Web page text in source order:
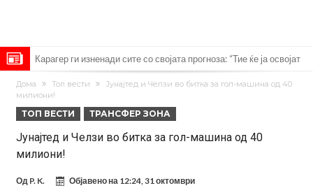
Карагер ги изненади сите со својата прогноза: “Тие ќе ја освојат
Премиер лигата, а причината е едноставна”
Родри ги отвори вратите за трансфер во Барселона, Реал Мадрид
е информиран
Крај на сагата: Винисиус останува во Реал Мадрид до 2032
Директор на ФИА за драмата во Формула 1: Не можеме да одиме
толку далеку!
Колку бара ПСЖ и кој е „плафонот“ на Ливерпул за трансферот
ан Бредли Баркола?
Го победи Ѓоковиќ откако губеше со 0-2 на Ролан Гарос, а сега
Дома Топ вести
Јунајтед и Челзи во битка за гол-машина од 40
милиони!
ТОП ВЕСТИ ТРАНСФЕР ЗОНА
Јунајтед и Челзи во битка за гол-машина од 40
милиони!
Од P. K. Објавено на 12:24, 31 октомври